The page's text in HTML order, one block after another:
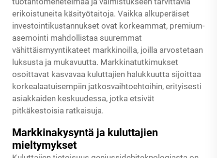
erikoistuneita käsityötaitoja. Vaikka alkuperäiset
investointikustannukset ovat korkeammat, premium-
asemointi mahdollistaa suuremmat
vähittäismyyntikateet markkinoilla, joilla arvostetaan
luksusta ja mukavuutta. Markkinatutkimukset
osoittavat kasvavaa kuluttajien halukkuutta sijoittaa
korkealaatuisempiin jatkosvaihtoehtoihin, erityisesti
asiakkaiden keskuudessa, jotka etsivät
pitkäkestoisia ratkaisuja.
Markkinakysyntä ja kuluttajien
mieltymykset